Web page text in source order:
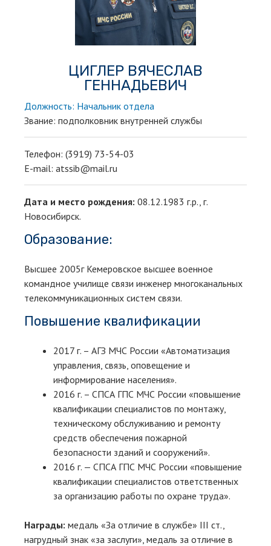
ЦИГЛЕР ВЯЧЕСЛАВ
ГЕННАДЬЕВИЧ
Должность: Начальник отдела
Звание: подполковник внутренней службы
Телефон: (3919) 73-54-03
E-mail: atssib@mail.ru
Дата и место рождения: 08.12.1983 г.р., г.
Новосибирск.
Образование:
Высшее 2005г Кемеровское высшее военное
командное училище связи инженер многоканальных
телекоммуникационных систем связи.
Повышение квалификации
2017 г. – АГЗ МЧС России «Автоматизация
управления, связь, оповещение и
информирование населения».
2016 г. – СПСА ГПС МЧС России «повышение
квалификации специалистов по монтажу,
техническому обслуживанию и ремонту
средств обеспечения пожарной
безопасности зданий и сооружений».
2016 г. — СПСА ГПС МЧС России «повышение
квалификации специалистов ответственных
за организацию работы по охране труда».
Награды: медаль «За отличие в службе» III ст.,
нагрудный знак «за заслуги», медаль за отличие в